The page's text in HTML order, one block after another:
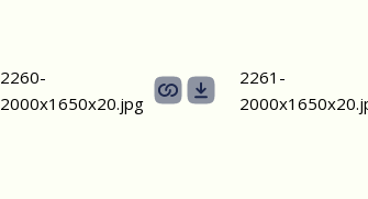
2260-
2000х1650х20.jpg
2261-